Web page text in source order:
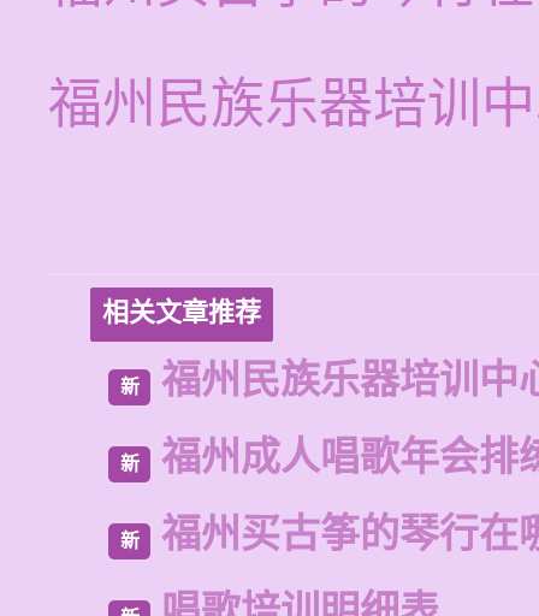
福州民族乐器培训
相关文章推荐
新 福州民族乐器培训中
新 福州成人唱歌年会排
新 福州买古筝的琴行在